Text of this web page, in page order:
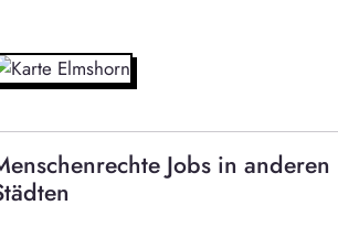
Jobs in anderen